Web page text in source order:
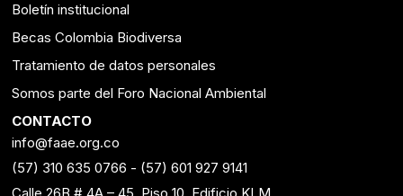
Boletín institucional
Becas Colombia Biodiversa
Tratamiento de datos personales
Somos parte del Foro Nacional Ambiental
CONTACTO
info@faae.org.co
(57) 310 635 0766 - (57) 601 927 9141